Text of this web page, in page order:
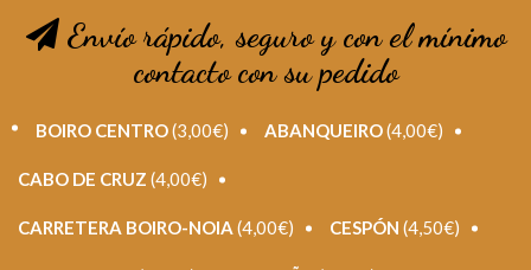
Envío rápido, seguro y con el mínimo
contacto con su pedido
BOIRO CENTRO(3,00€) ABANQUEIRO(4,00€)
CABO DE CRUZ (4,00€)
CARRETERA BOIRO-NOIA (4,00€) CESPÓN (4,50€)